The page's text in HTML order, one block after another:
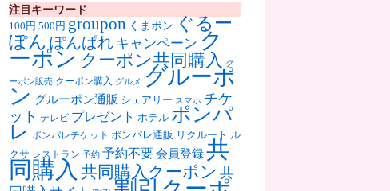
注目キーワード
100円 500円 groupon くまポン ぐるー
ぽん ぽんぱれ キャンペーン ク
ーポン クーポン共同購入 ク
ーポン販売 クーポン購入 グルメ グルーポ
ン グルーポン通販 シェアリー スマホ チケ
ット テレビ プレゼント ホテル ポンパ
レ ポンパレチケット ポンパレ通販 リクルート ル
クサ レストラン 予約 予約不要会員登録共
同購入 共同購入クーポン 共